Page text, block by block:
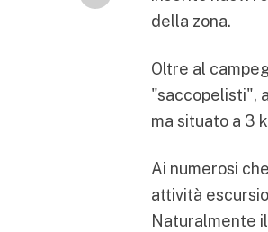
della zona.
Oltre al
"saccopelisti",
ma situato a 3
Ai numerosi
attività
Naturalmente